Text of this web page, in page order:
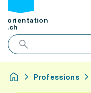
orientation
.ch
Professions